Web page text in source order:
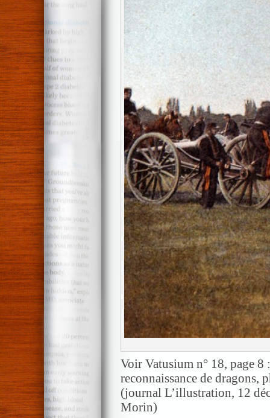
Voir Vatusium n° 18, page
reconnaissance de dragons,
(journal L’illustration, 12
Morin)